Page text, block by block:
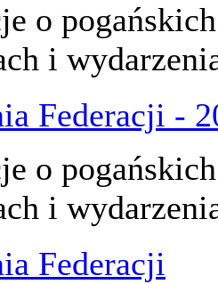
o pogańskich
i
Federacji -
o pogańskich
i
Federacji